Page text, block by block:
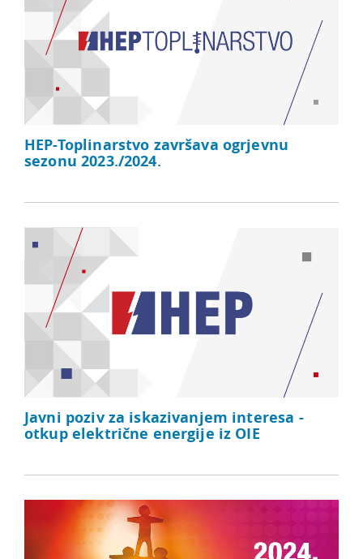
HEP-Toplinarstvo završava ogrjevnu
sezonu 2023./2024.
Javni poziv za iskazivanjem interesa -
otkup električne energije iz OIE